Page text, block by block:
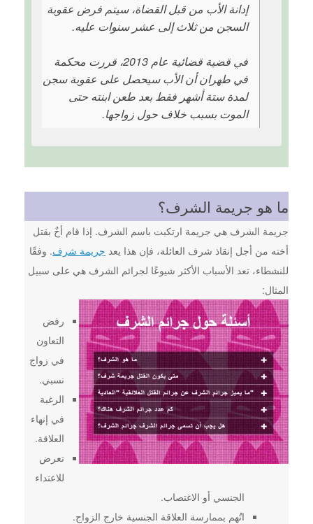
إدانة الأب من قبل القضاة، سيتم فرض عقوبة
السجن من ثلاث إلى عشر سنوات عليه.
في قضية قضائية عام 2013، قررت محكمة
في طهران أن الأب سيحصل على عقوبة سجن
لمدة ستة أشهر فقط بعد طعن ابنته حتى
الموت بسبب خلاف حول زواجها.
ما هو جريمة الشرف؟
جريمة الشرف هي جريمة ارتكبت باسم الشرف. إذا قام أخٌ بقتل
أخته من أجل إنقاذ شرف العائلة، فإن هذا يعد جريمة شرف. وفقًا
للنشطاء، تعد الأسباب الأكثر شيوعًا لجرائم الشرف هي على سبيل
المثال:
رفض
التعاون
في زواج
نسبي.
الرغبة
في إنهاء
العلاقة.
تعرض
للاعتداء
الجنسي أو الاغتصاب.
اتُهم بممارسة العلاقة الجنسية خارج الزواج.